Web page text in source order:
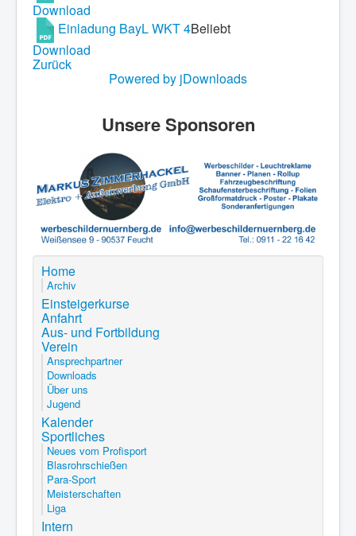
Download
Einladung BayL WKT 4Beliebt
Download
Zurück
Powered by jDownloads
Unsere Sponsoren
Home
Archiv
Einsteigerkurse
Anfahrt
Aus- und Fortbildung
Verein
Ansprechpartner
Downloads
Über uns
Jugend
Kalender
Sportliches
Neues vom Profisport
Blasrohrschießen
Para-Sport
Meisterschaften
Liga
Intern